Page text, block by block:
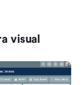
visual